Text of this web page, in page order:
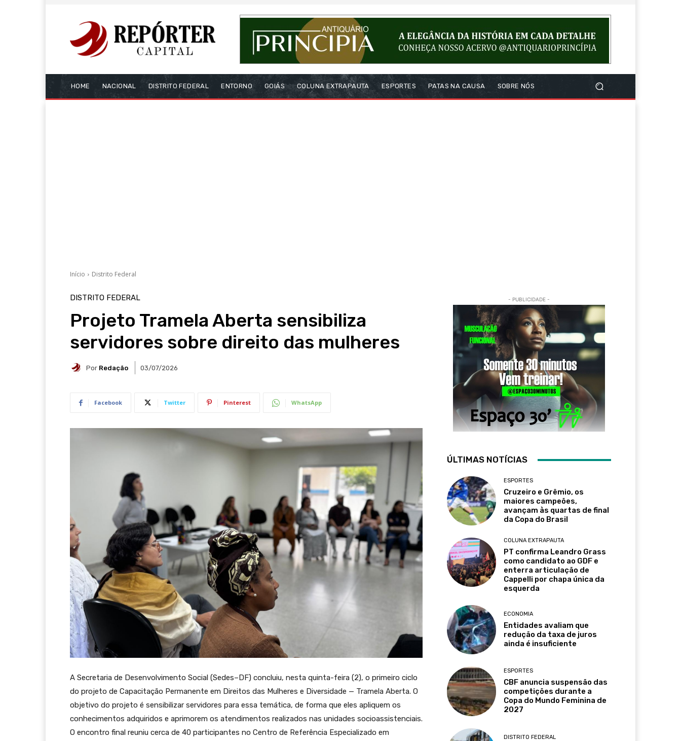
HOME NACIONAL DISTRITO FEDERAL ENTORNO GOIÁS COLUNA EXTRAPAUTA ESPORTES PATAS NA CAUSA SOBRE NÓS
Início Distrito Federal
DISTRITO FEDERAL
Projeto Tramela Aberta sensibiliza
servidores sobre direito das mulheres
Por Redação 03/07/2026
Facebook Twitter Pinterest WhatsApp
A Secretaria de Desenvolvimento Social (Sedes–DF) concluiu, nesta quinta-feira (2), o primeiro ciclo
do projeto de Capacitação Permanente em Direitos das Mulheres e Diversidade — Tramela Aberta. O
objetivo do projeto é sensibilizar servidores para essa temática, de forma que eles apliquem os
conhecimentos adquiridos e aprimorem os atendimentos realizados nas unidades socioassistenciais.
O encontro final reuniu cerca de 40 participantes no Centro de Referência Especializado em
- PUBLICIDADE -
ÚLTIMAS NOTÍCIAS
ESPORTES
Cruzeiro e Grêmio, os
maiores campeões,
avançam às quartas de final
da Copa do Brasil
COLUNA EXTRAPAUTA
PT confirma Leandro Grass
como candidato ao GDF e
enterra articulação de
Cappelli por chapa única da
esquerda
ECONOMIA
Entidades avaliam que
redução da taxa de juros
ainda é insuficiente
ESPORTES
CBF anuncia suspensão das
competições durante a
Copa do Mundo Feminina de
2027
DISTRITO FEDERAL